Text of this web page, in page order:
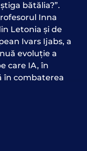
bătălia?”.
Inna
Letonia și de
Ivars Ijabs, a
evoluție a
care IA, în
în combaterea